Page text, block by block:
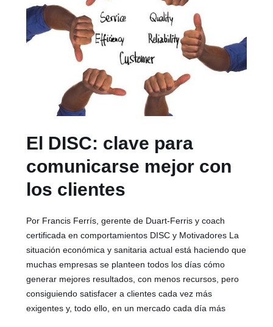
El DISC: clave para
comunicarse mejor con
los clientes
Por Francis Ferrís, gerente de Duart-Ferris y coach
certificada en comportamientos DISC y Motivadores La
situación económica y sanitaria actual está haciendo que
muchas empresas se planteen todos los días cómo
generar mejores resultados, con menos recursos, pero
consiguiendo satisfacer a clientes cada vez más
exigentes y, todo ello, en un mercado cada día más